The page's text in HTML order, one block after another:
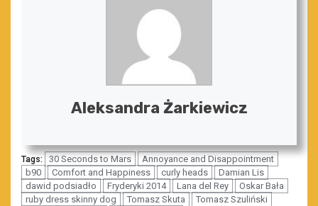
Aleksandra Żarkiewicz
Tags: 30 Seconds to Mars
Annoyance and Disappointment
b90
Comfort and Happiness curly heads
Damian Lis
dawid podsiadło
Fryderyki 2014 Lana del Rey
Oskar Bała
ruby dress skinny dog
Tomasz Skuta
Tomasz Szuliński